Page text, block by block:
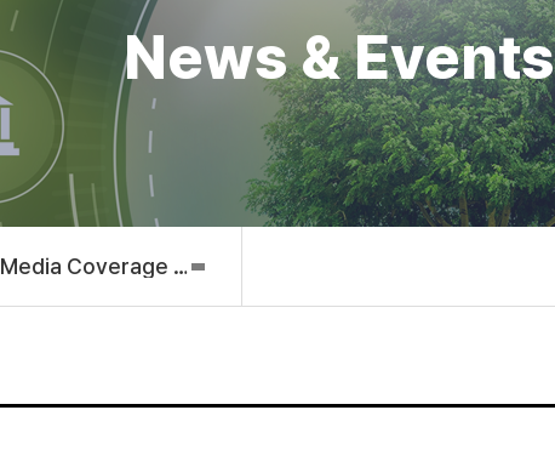
News & Events
Media Coverage & Awards